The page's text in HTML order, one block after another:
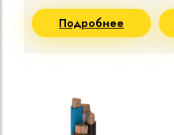
Подробнее